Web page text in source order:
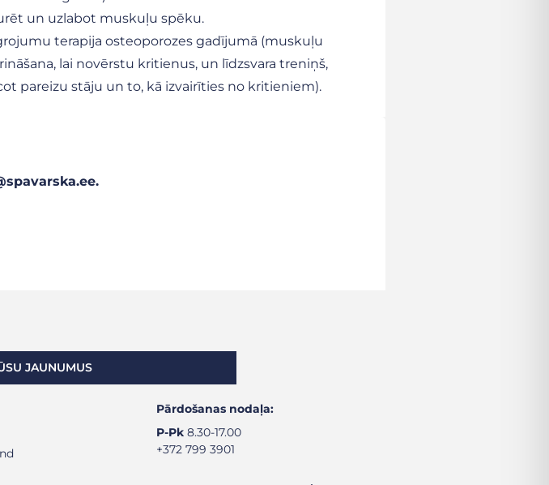
un uzlabot muskuļu spēku.
terapija osteoporozes gadījumā (muskuļu
lai novērstu kritienus, un līdzsvara treniņš,
pareizu stāju un to, kā izvairīties no kritieniem).
JAUNUMUS
Pārdošanas nodaļa:
P-Pk 8.30-17.00
+372 799 3901